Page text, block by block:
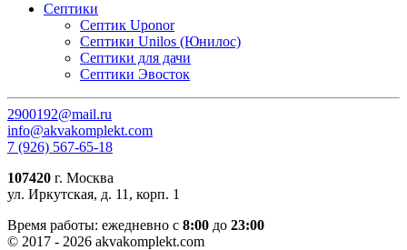
Септики
Септик Uponor
Септики Unilos (Юнилос)
Септики для дачи
Септики Эвосток
2900192@mail.ru
info@akvakomplekt.com
7 (926) 567-65-18
107420 г. Москва
ул. Иркутская, д. 11, корп. 1
Время работы: ежедневно с 8:00 до 23:00
© 2017 - 2026 akvakomplekt.com